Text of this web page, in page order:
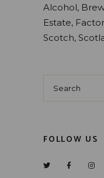
Alcohol
Estate
Scotch
FOLLOW US